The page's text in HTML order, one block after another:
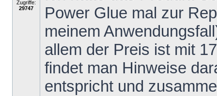
Zugriffe:
29747
Power Glue mal zur
meinem
allem der Preis ist mit
findet man Hinweise
entspricht und